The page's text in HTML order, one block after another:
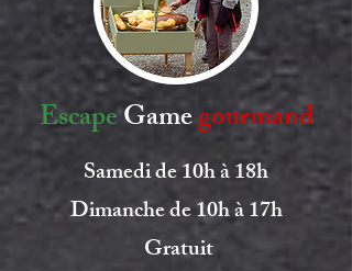
EscapeGamegourmand
Samedi de 10h à 18h
Dimanche de 10h à 17h
Gratuit